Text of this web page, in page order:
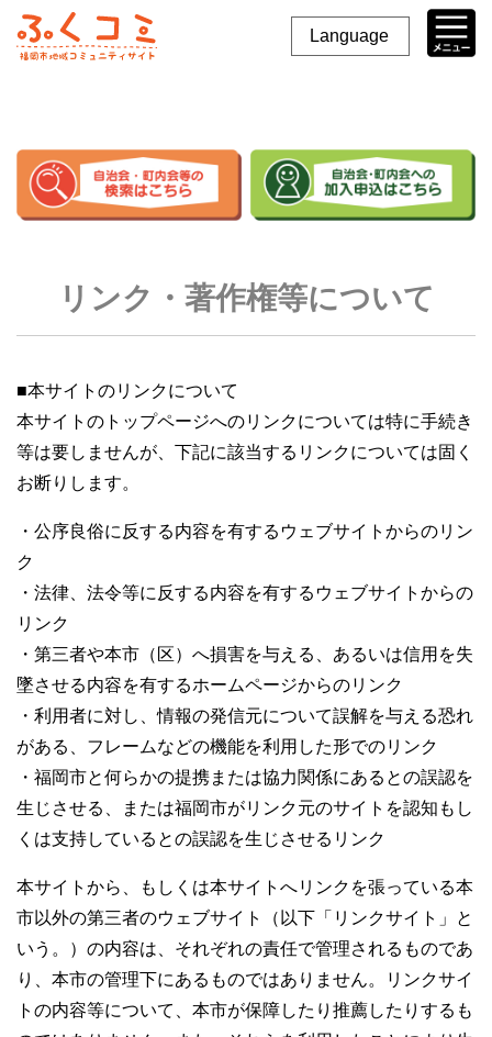
Language
リンク・著作権等について
■本サイトのリンクについて
本サイトのトップページへのリンクについては特に手続き
等は要しませんが、下記に該当するリンクについては固く
お断りします。
・公序良俗に反する内容を有するウェブサイトからのリン
ク
・法律、法令等に反する内容を有するウェブサイトからの
リンク
・第三者や本市（区）へ損害を与える、あるいは信用を失
墜させる内容を有するホームページからのリンク
・利用者に対し、情報の発信元について誤解を与える恐れ
がある、フレームなどの機能を利用した形でのリンク
・福岡市と何らかの提携または協力関係にあるとの誤認を
生じさせる、または福岡市がリンク元のサイトを認知もし
くは支持しているとの誤認を生じさせるリンク
本サイトから、もしくは本サイトへリンクを張っている本
市以外の第三者のウェブサイト（以下「リンクサイト」と
いう。）の内容は、それぞれの責任で管理されるものであ
り、本市の管理下にあるものではありません。リンクサイ
トの内容等について、本市が保障したり推薦したりするも